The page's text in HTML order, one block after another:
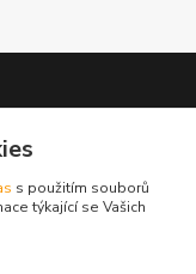
s použitím souborů
týkající se Vašich